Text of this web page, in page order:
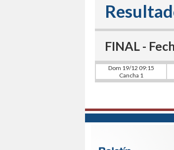
FINAL -
Dom 19/12 09:15
Cancha 1